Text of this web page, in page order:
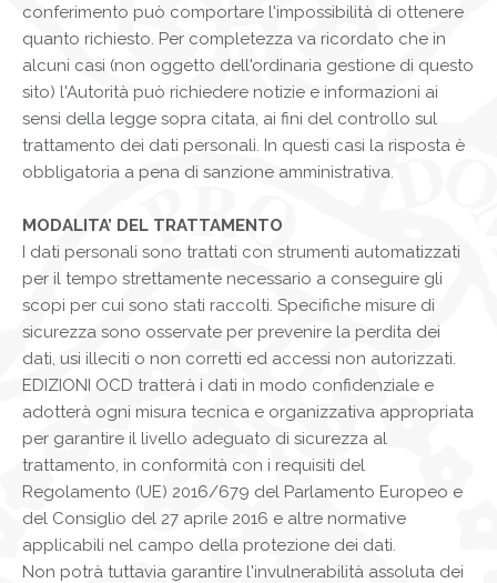
conferimento può comportare l'impossibilità di ottenere
quanto richiesto. Per completezza va ricordato che in
alcuni casi (non oggetto dell'ordinaria gestione di questo
sito) l'Autorità può richiedere notizie e informazioni ai
sensi della legge sopra citata, ai fini del controllo sul
trattamento dei dati personali. In questi casi la risposta è
obbligatoria a pena di sanzione amministrativa.
MODALITA’ DEL TRATTAMENTO
I dati personali sono trattati con strumenti automatizzati
per il tempo strettamente necessario a conseguire gli
scopi per cui sono stati raccolti. Specifiche misure di
sicurezza sono osservate per prevenire la perdita dei
dati, usi illeciti o non corretti ed accessi non autorizzati.
EDIZIONI OCD tratterà i dati in modo confidenziale e
adotterà ogni misura tecnica e organizzativa appropriata
per garantire il livello adeguato di sicurezza al
trattamento, in conformità con i requisiti del
Regolamento (UE) 2016/679 del Parlamento Europeo e
del Consiglio del 27 aprile 2016 e altre normative
applicabili nel campo della protezione dei dati.
Non potrà tuttavia garantire l'invulnerabilità assoluta dei